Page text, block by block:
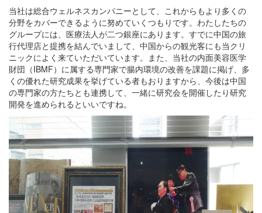
当社は総合ウェルネスカンパニーとして、これからもより多くの
分野をカバーできるように努めていくつもりです。わたしたちの
グループには、医療法人が二つ銀座にあります。すでに中国の旅
行代理店と提携を結んでいまして、中国からの観光客にも当クリ
ニックによく来ていただいています。また、当社の内面美容医学
財団（IBMF）に属する専門家で腸内環境の改善を課題に掲げ、多
くの優れた研究成果を挙げている者もおりますから、今後は中国
の専門家の方たちとも連携して、一緒に研究会を開催したり研究
開発を進められるといいですね。